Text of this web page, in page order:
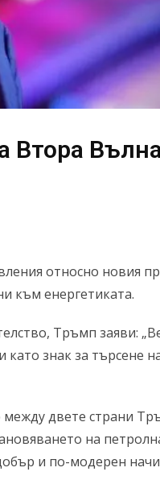
Втора
относно новия
към енергетиката.
Тръмп заяви:
знак за търсене
двете страни
на
и по-модерен